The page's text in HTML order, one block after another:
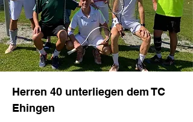
Herren 40 unterliegen dem TC
Ehingen